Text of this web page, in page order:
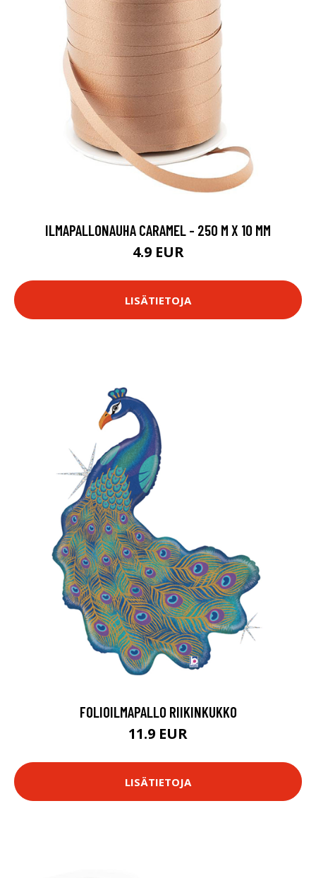
ILMAPALLONAUHA CARAMEL - 250 M X 10 MM
4.9 EUR
LISÄTIETOJA
FOLIOILMAPALLO RIIKINKUKKO
11.9 EUR
LISÄTIETOJA